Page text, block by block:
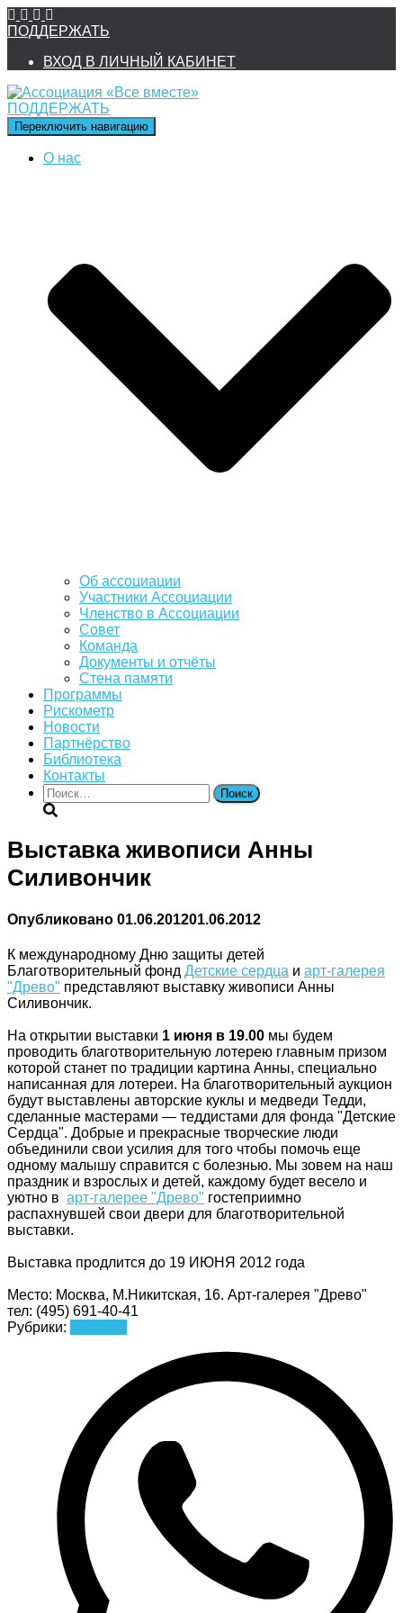
ПОДДЕРЖАТЬ
ВХОД В ЛИЧНЫЙ КАБИНЕТ
ПОДДЕРЖАТЬ
Переключить навигацию
О нас
Об ассоциации
Участники Ассоциации
Членство в Ассоциации
Совет
Команда
Документы и отчёты
Стена памяти
Программы
Рискометр
Новости
Партнёрство
Библиотека
Контакты
Найти:
Выставка живописи Анны
Силивончик
Опубликовано 01.06.201201.06.2012
К международному Дню защиты детей
Благотворительный фонд Детские сердца и арт-галерея
"Древо" представляют выставку живописи Анны
Силивончик.
На открытии выставки 1 июня в 19.00 мы будем
проводить благотворительную лотерею главным призом
которой станет по традиции картина Анны, специально
написанная для лотереи. На благотворительный аукцион
будут выставлены авторские куклы и медведи Тедди,
сделанные мастерами — теддистами для фонда "Детские
Сердца". Добрые и прекрасные творческие люди
объединили свои усилия для того чтобы помочь еще
одному малышу справится с болезнью. Мы зовем на наш
праздник и взрослых и детей, каждому будет весело и
уютно в арт-галерее "Древо" гостеприимно
распахнувшей свои двери для благотворительной
выставки.
Выставка продлится до 19 ИЮНЯ 2012 года
Место: Москва, М.Никитская, 16. Арт-галерея "Древо"
тел: (495) 691-40-41
Рубрики: